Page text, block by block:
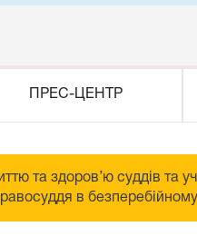
ПРЕС-ЦЕНТР
та здоров’ю суддів та
в